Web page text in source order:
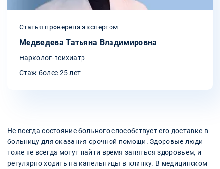
Статья проверена экспертом
Медведева Татьяна Владимировна
Нарколог-психиатр
Стаж более 25 лет
Не всегда состояние больного способствует его доставке в
больницу для оказания срочной помощи. Здоровые люди
тоже не всегда могут найти время заняться здоровьем, и
регулярно ходить на капельницы в клинку. В медицинском